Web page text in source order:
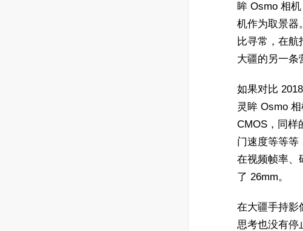
眸 Osmo 相
机作为取景器
比寻常，在航
大疆的另一条
如果对比
灵眸 Osmo
CMOS，同样
门速度等等等
在视频帧率、
了 26mm。
在大疆手持影
思考也没有停